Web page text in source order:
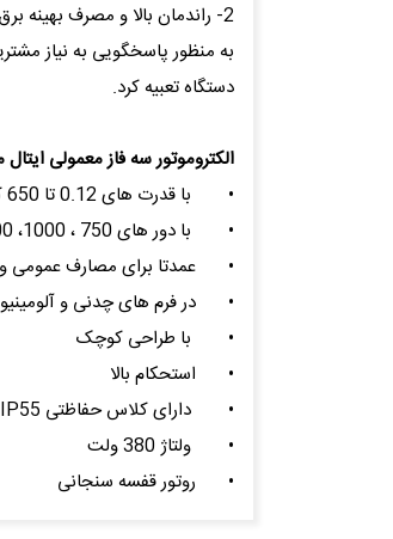
2- راندمان بالا و مصرف بهینه برق : به طوریکه با کمترین مصرف برق از بالا ترین راندمان برخوردار خواهد بود.
به منظور پاسخگویی به نیاز
دستگاه تعبیه کرد.
الکتروموتور سه فاز معمولی ایتال
•
با قدرت های 0.12 تا 650 کیلو وات تولید می شوند.
•
با دور های 750 ، 1000، 1500 و 3000
•
عمدتا برای مصارف عمومی
•
در فرم های چدنی و
•
با طراحی کوچک
•
استحکام بالا
•
دارای کلاس حفاظتی IP55
•
ولتاژ 380 ولت
•
روتور قفسه سنجانی